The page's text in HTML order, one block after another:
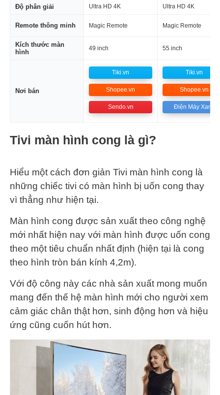
Độ phân giải Ultra HD 4K Ultra HD 4K
Remote thông minh Magic Remote Magic Remote
Kích thước màn
hình
49 inch 55 inch
Nơi bán
Tiki.vn
Shopee.vn
Sendo.vn
Tiki.vn
Shopee.vn
Điện Máy Xanh
Tivi màn hình cong là gì?
Hiểu một cách đơn giản Tivi màn hình cong là
những chiếc tivi có màn hình bị uốn cong thay
vì thẳng như hiện tại.
Màn hình cong được sản xuất theo công nghệ
mới nhất hiện nay với màn hình được uốn cong
theo một tiêu chuẩn nhất định (hiện tại là cong
theo hình tròn bán kính 4,2m).
Với độ công này các nhà sản xuất mong muốn
mang đến thế hệ màn hình mới cho người xem
cảm giác chân thật hơn, sinh động hơn và hiệu
ứng cũng cuốn hút hơn.